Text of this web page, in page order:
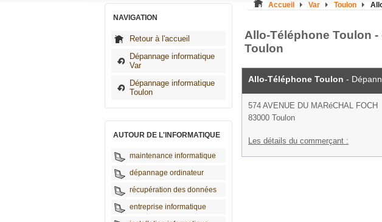
NAVIGATION
Retour à l'accueil
Dépannage informatique
Var
Dépannage informatique
Toulon
AUTOUR DE L'INFORMATIQUE
maintenance informatique
dépannage ordinateur
récupération des données
entreprise informatique
Accueil Var Toulon
Allo-Téléphone Toulon
Toulon
Allo-Téléphone Toulon -
574 AVENUE DU MARéCHAL FOCH
83000 Toulon
Les détails du commerçant :